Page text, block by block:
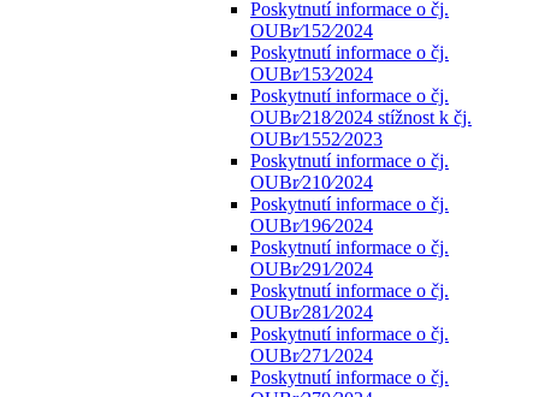
Poskytnutí informace o čj.
OUBr⁄152⁄2024
Poskytnutí informace o čj.
OUBr⁄153⁄2024
Poskytnutí informace o čj.
OUBr⁄218⁄2024 stížnost k čj.
OUBr⁄1552⁄2023
Poskytnutí informace o čj.
OUBr⁄210⁄2024
Poskytnutí informace o čj.
OUBr⁄196⁄2024
Poskytnutí informace o čj.
OUBr⁄291⁄2024
Poskytnutí informace o čj.
OUBr⁄281⁄2024
Poskytnutí informace o čj.
OUBr⁄271⁄2024
Poskytnutí informace o čj.